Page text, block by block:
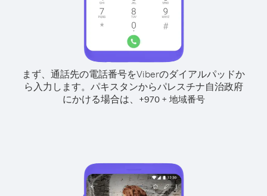
まず、通話先の電話番号をViberのダイアルパッドか
ら入力します。 パキスタンからパレスチナ自治政府
にかける場合は、
+970+ 地域番号